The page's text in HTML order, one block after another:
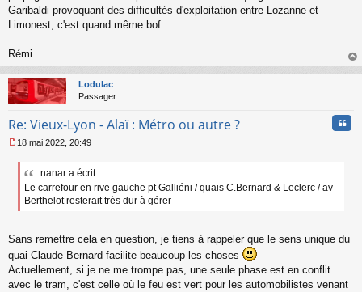
Garibaldi provoquant des difficultés d'exploitation entre Lozanne et
Limonest, c'est quand même bof...
Rémi
au
Lodulac
Passager
Re: Vieux-Lyon - Alaï : Métro ou autre ?
e
g
n
n
l
u
18 mai 2022, 20:49
nanar a écrit :
Le carrefour en rive gauche pt Galliéni / quais C.Bernard & Leclerc / av
Berthelot resterait très dur à gérer
Sans remettre cela en question, je tiens à rappeler que le sens unique du
quai Claude Bernard facilite beaucoup les choses
Actuellement, si je ne me trompe pas, une seule phase est en conflit
avec le tram, c'est celle où le feu est vert pour les automobilistes venant